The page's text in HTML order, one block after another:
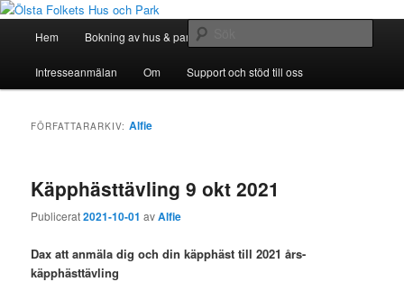
Hoppa
huvudinnehåll
Hoppa
sekundärt
innehållÖlsta Folkets Hus och Park
Hem Bokning av hus & park
Intresseanmälan Om Support och stöd till oss
FÖRFATTARARKIV:Alfie
Käpphästtävling 9 okt 2021
Publicerat2021-10-01 avAlfie
Dax att anmäla dig och din käpphäst till 2021 års-
käpphästtävling